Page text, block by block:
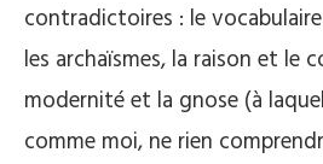
contradictoires : le
les archaïsmes, la raison et le
modernité et la gnose (à
comme moi, ne rien